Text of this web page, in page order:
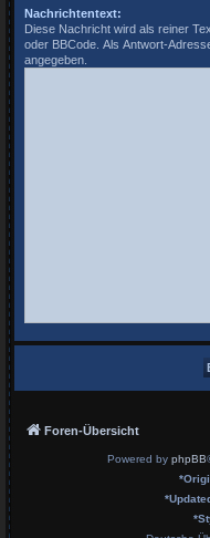
Nachrichtentext:
Diese Nachricht wird als reiner
oder BBCode. Als Antwort-
angegeben.
Foren-Übersicht
Powered by phpBB
*
*
*